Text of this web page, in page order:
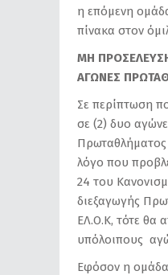
η επόμενη
πίνακα στον
ΜΗ
ΑΓΩΝΕΣ
Σε περίπτωση
σε (2) δυο
Πρωταθλήματος
λόγο που
24 του
διεξαγωγής
ΕΛ.Ο.Κ, τότε θα
υπόλοιπους
Εφόσον η ομάδα